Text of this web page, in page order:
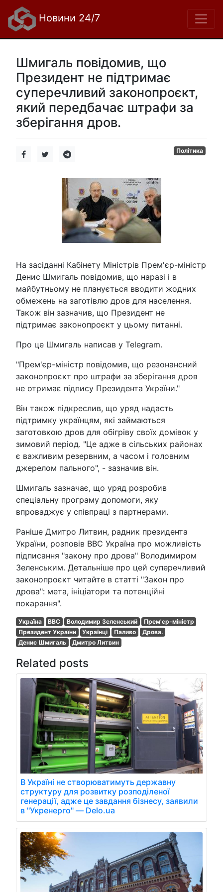
Новини 24/7
Шмигаль повідомив, що
Президент не підтримає
суперечливий законопроєкт,
який передбачає штрафи за
зберігання дров.
Політика
На засіданні Кабінету Міністрів Прем'єр-міністр
Денис Шмигаль повідомив, що наразі і в
майбутньому не планується вводити жодних
обмежень на заготівлю дров для населення.
Також він зазначив, що Президент не
підтримає законопроєкт у цьому питанні.
Про це Шмигаль написав у Telegram.
"Прем'єр-міністр повідомив, що резонансний
законопроєкт про штрафи за зберігання дров
не отримає підпису Президента України."
Він також підкреслив, що уряд надасть
підтримку українцям, які займаються
заготовкою дров для обігріву своїх домівок у
зимовий період. "Це адже в сільських районах
є важливим резервним, а часом і головним
джерелом пального", - зазначив він.
Шмигаль зазначає, що уряд розробив
спеціальну програму допомоги, яку
впроваджує у співпраці з партнерами.
Раніше Дмитро Литвин, радник президента
України, розповів ВВС Україна про можливість
підписання "закону про дрова" Володимиром
Зеленським. Детальніше про цей суперечливий
законопроєкт читайте в статті "Закон про
дрова": мета, ініціатори та потенційні
покарання".
Україна BBC Володимир Зеленський
Прем'єр-міністр
Президент України
Українці Паливо
Дрова.
Денис Шмигаль
Дмитро Литвин
Related posts
В Україні не створюватимуть державну
структуру для розвитку розподіленої
генерації, адже це завдання бізнесу, заявили
в "Укренерго" — Delo.ua